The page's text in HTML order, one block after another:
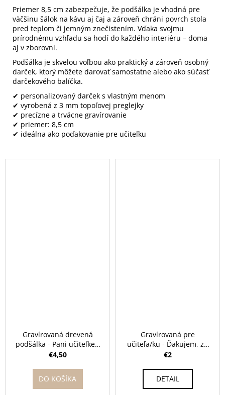
Priemer 8,5 cm zabezpečuje, že podšálka je vhodná pre
väčšinu šálok na kávu aj čaj a zároveň chráni povrch stola
pred teplom či jemným znečistením. Vďaka svojmu
prírodnému vzhľadu sa hodí do každého interiéru – doma
aj v zborovni.
Podšálka je skvelou voľbou ako praktický a zároveň osobný
darček, ktorý môžete darovať samostatne alebo ako súčasť
darčekového balíčka.
✔ personalizovaný darček s vlastným menom
✔ vyrobená z 3 mm topoľovej preglejky
✔ precízne a trvácne gravírovanie
✔ priemer: 8,5 cm
✔ ideálna ako poďakovanie pre učiteľku
Gravírovaná drevená
podšálka - Pani učiteľke /
učiteľovi pod kávičku
€4,50
DO KOŠÍKA
Gravírovaná pre
učiteľa/ku - Ďakujem, za
skvelý školský rok ...
€2
DETAIL